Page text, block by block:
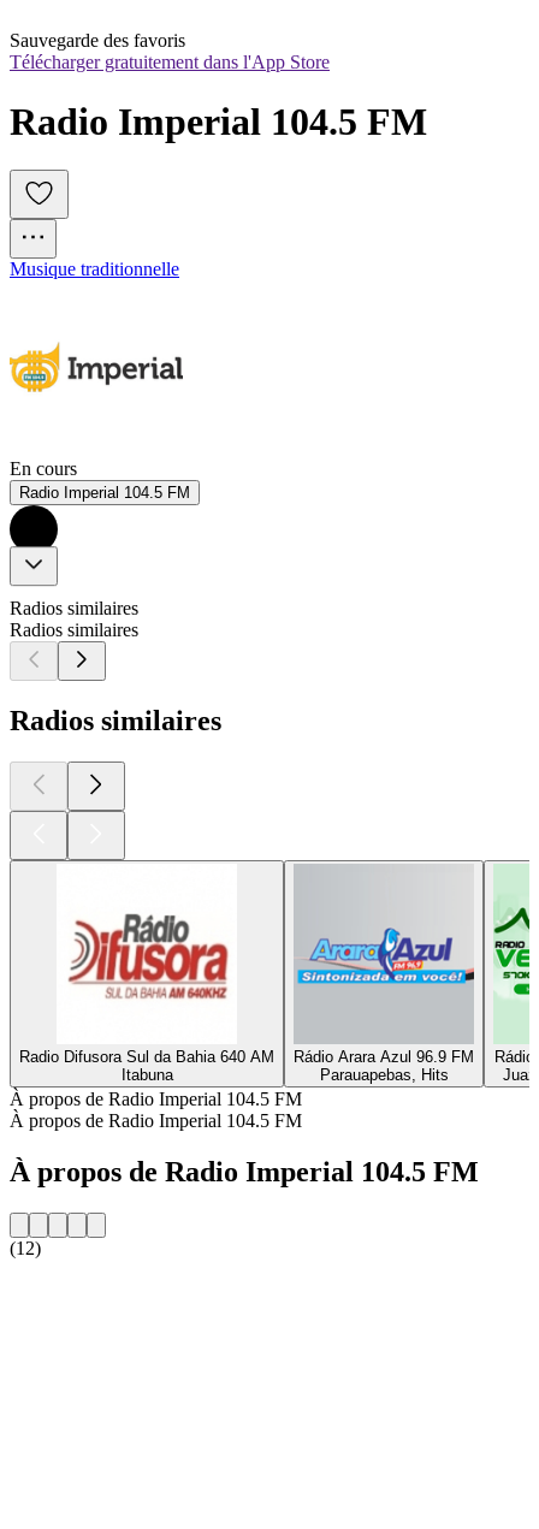
Sauvegarde des favoris
Télécharger gratuitement dans l'App Store
Radio Imperial 104.5 FM
Musique traditionnelle
En cours
Radio Imperial 104.5 FM
Radios similaires
Radios similaires
Radios similaires
Radio Difusora Sul da Bahia 640 AM
Itabuna
Rádio Arara Azul 96.9 FM
Parauapebas, Hits
À propos de Radio Imperial 104.5 FM
À propos de Radio Imperial 104.5 FM
À propos de Radio Imperial 104.5 FM
(12)